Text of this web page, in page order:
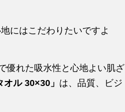
にはこだわりたいですよ
優れた吸水性と心地よい肌ざ
オル 30×30」 は、品質、ビジ